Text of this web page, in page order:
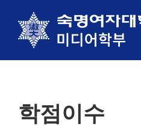
학점이수